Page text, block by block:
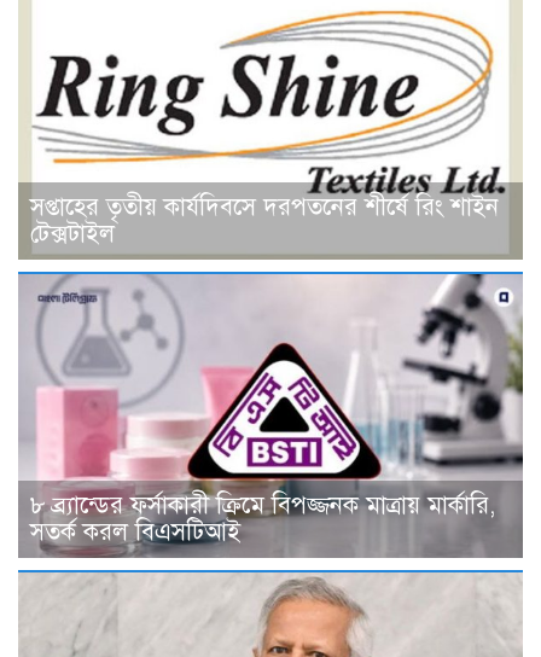
সপ্তাহের তৃতীয় কার্যদিবসে দরপতনের শীর্ষে রিং শাইন
টেক্সটাইল
৮ ব্র্যান্ডের ফর্সাকারী ক্রিমে বিপজ্জনক মাত্রায় মার্কারি,
সতর্ক করল বিএসটিআই